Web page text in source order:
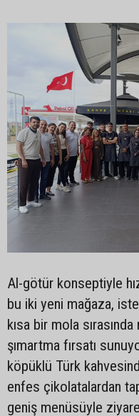
Al-götür konseptiyle
bu iki yeni mağaza,
kısa bir mola
şımartma fırsatı
köpüklü Türk
enfes çikolatalardan
geniş menüsüyle